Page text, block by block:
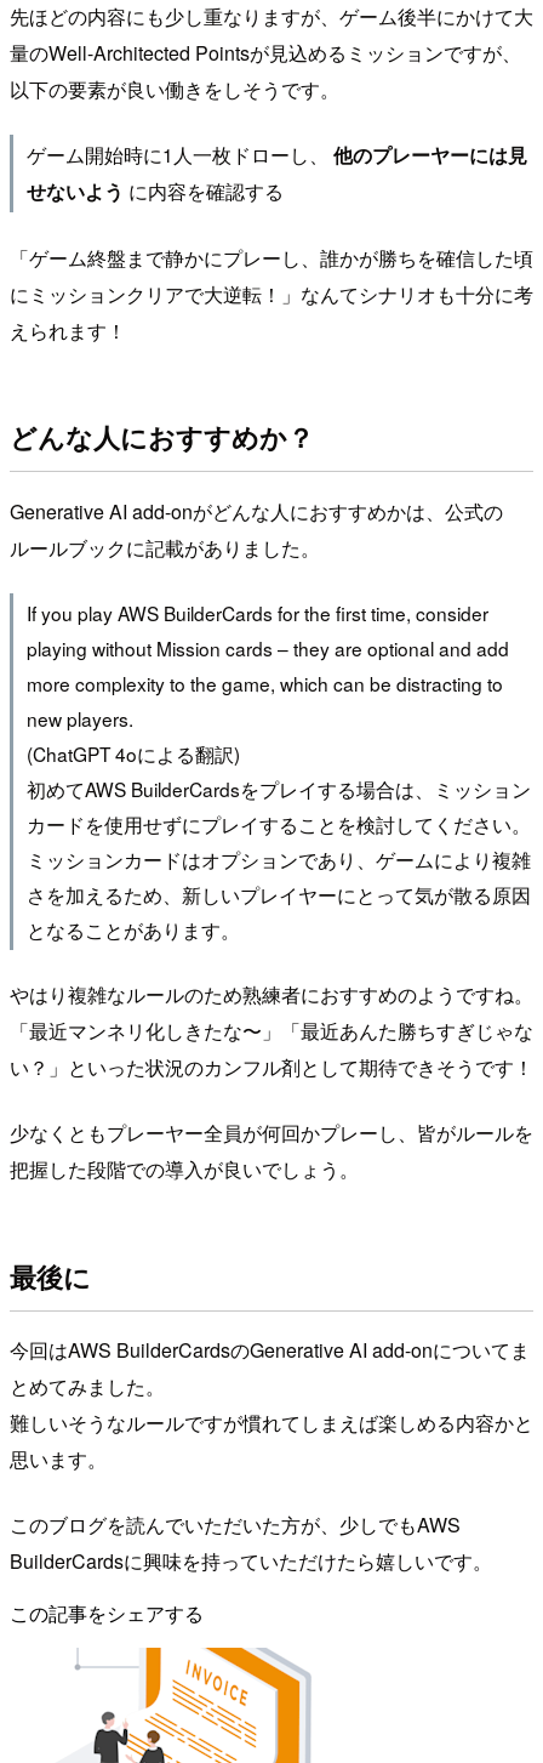
先ほどの内容にも少し重なりますが、ゲーム後半にかけて大
量のWell-Architected Pointsが見込めるミッションですが、
以下の要素が良い働きをしそうです。
ゲーム開始時に1人一枚ドローし、 他のプレーヤーには見
せないよう に内容を確認する
「ゲーム終盤まで静かにプレーし、誰かが勝ちを確信した頃
にミッションクリアで大逆転！」なんてシナリオも十分に考
えられます！
どんな人におすすめか？
Generative AI add-onがどんな人におすすめかは、公式の
ルールブックに記載がありました。
If you play AWS BuilderCards for the first time, consider
playing without Mission cards – they are optional and add
more complexity to the game, which can be distracting to
new players.
(ChatGPT 4oによる翻訳)
初めてAWS BuilderCardsをプレイする場合は、ミッション
カードを使用せずにプレイすることを検討してください。
ミッションカードはオプションであり、ゲームにより複雑
さを加えるため、新しいプレイヤーにとって気が散る原因
となることがあります。
やはり複雑なルールのため熟練者におすすめのようですね。
「最近マンネリ化しきたな〜」「最近あんた勝ちすぎじゃな
い？」といった状況のカンフル剤として期待できそうです！
少なくともプレーヤー全員が何回かプレーし、皆がルールを
把握した段階での導入が良いでしょう。
最後に
今回はAWS BuilderCardsのGenerative AI add-onについてま
とめてみました。
難しいそうなルールですが慣れてしまえば楽しめる内容かと
思います。
このブログを読んでいただいた方が、少しでもAWS
BuilderCardsに興味を持っていただけたら嬉しいです。
この記事をシェアする